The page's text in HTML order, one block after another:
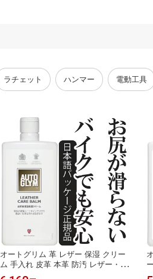
ラチェット ハンマー 電動工具
オートグリム 革 レザー 保湿 クリー
ム 手入れ 皮革 本革 防汚 レザー・ケ
ア・バーム 乳液タイプ 20ALCB500J